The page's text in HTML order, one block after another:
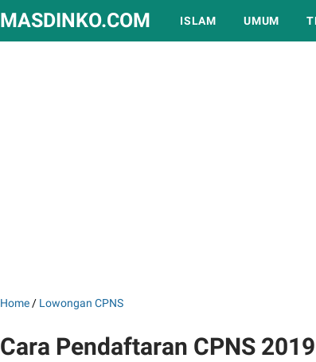
MASDINKO.COM ISLAM UMUM
Home / Lowongan CPNS
Cara Pendaftaran CPNS